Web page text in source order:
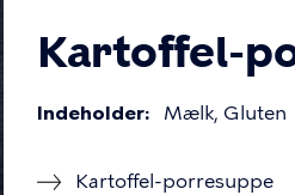
Kartoffel-
Indeholder Mælk, Gluten
Kartoffel-porresuppe